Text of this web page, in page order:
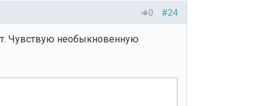
#24
0
Чувствую необыкновенную